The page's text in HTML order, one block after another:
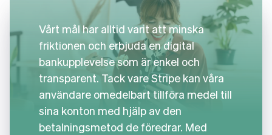
Vårt mål har alltid varit att minska
friktionen och erbjuda en digital
bankupplevelse som är enkel och
transparent. Tack vare Stripe kan våra
användare omedelbart tillföra medel till
sina konton med hjälp av den
betalningsmetod de föredrar. Med